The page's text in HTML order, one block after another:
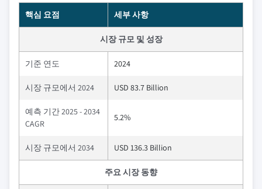
핵심 요점 세부 사항
시장 규모 및 성장
기준 연도 2024
시장 규모에서 2024 USD 83.7 Billion
예측 기간 2025 - 2034
CAGR
5.2%
시장 규모에서 2034 USD 136.3 Billion
주요 시장 동향